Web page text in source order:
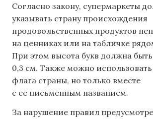
Согласно закону, супермаркеты
указывать страну происхождения
продовольственных продуктов
на ценниках или на табличке
При этом высота букв должна
0,3 см. Также можно
флага страны, но только вместе
с ее письменным названием.
За нарушение правил